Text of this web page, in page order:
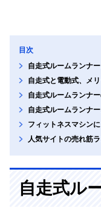
目次
自走式ルームランナ
自走式と電動式、メ
自走式ルームランナ
自走式ルームランナ
フィットネスマシン
人気サイトの売れ筋
自走式ル